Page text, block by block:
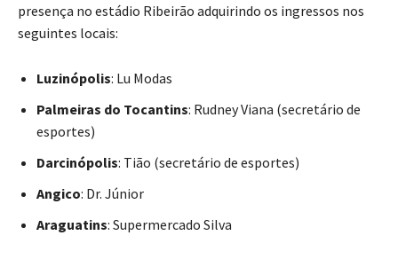
presença no estádio Ribeirão adquirindo os ingressos nos
seguintes locais:
Luzinópolis: Lu Modas
Palmeiras do Tocantins: Rudney Viana (secretário de
esportes)
Darcinópolis: Tião (secretário de esportes)
Angico: Dr. Júnior
Araguatins: Supermercado Silva